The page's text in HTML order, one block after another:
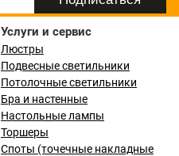
Услуги и сервис
Люстры
Подвесные светильники
Потолочные светильники
Бра и настенные
Настольные лампы
Торшеры
Споты (точечные накладные